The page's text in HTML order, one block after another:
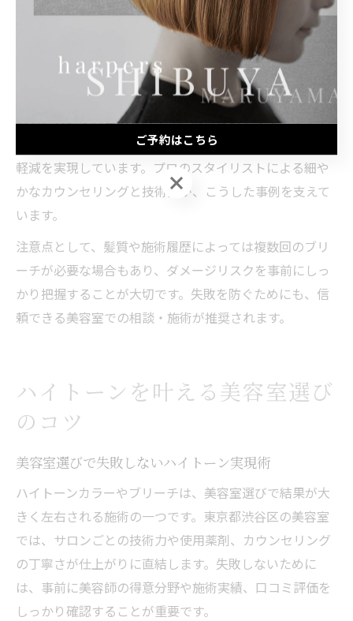
ヤを保ったまま理想の色味に仕上げたケースがありま
また、メンズのブリーチやインナーカラー、透明感のあ
るダブルカラーなど、さまざまなデザインに対応できる
のも渋谷区美容室の強みです。施術後のアフターケアや
定期的なトリートメント提案により、色持ちやダメージ
軽減を実現しています。プロのスタイリストによる細や
かなカウンセリングと技術力が、こうした事例を支えて
います。
注意点として、髪質や施術履歴によっては複数回のブリ
ーチが必要な場合もあり、ダメージリスクを事前にしっ
かり把握することが大切です。失敗を防ぐためにも、信
頼できる美容室での相談・施術が推奨されます。
ハイトーンを叶える美容室選び
のコツ
美容室選びで失敗しないハイトーン実現術
ハイトーンカラーやブリーチは、美容室選びで結果が大
きく左右される施術の一つです。東京都渋谷区の美容室
では、サロンごとの技術力や使用薬剤、カウンセリング
の丁寧さが仕上がりに直結します。失敗しないために
は、事前に美容師の得意分野や施術実績、口コミ評価を
しっかり確認することが重要です。
ご予約はこちら
ご予約はこちら